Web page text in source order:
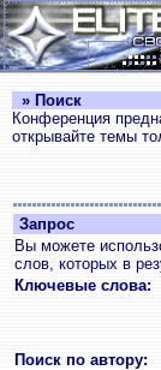
» Поиск
Конференция
открывайте темы
Запрос
Вы можете
слов, которых в
Ключевые слова:
Поиск по автору: